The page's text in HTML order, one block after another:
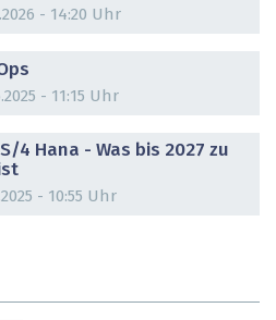
- 14:20 Uhr
- 11:15 Uhr
S/4 Hana - Was bis 2027 zu
- 10:55 Uhr